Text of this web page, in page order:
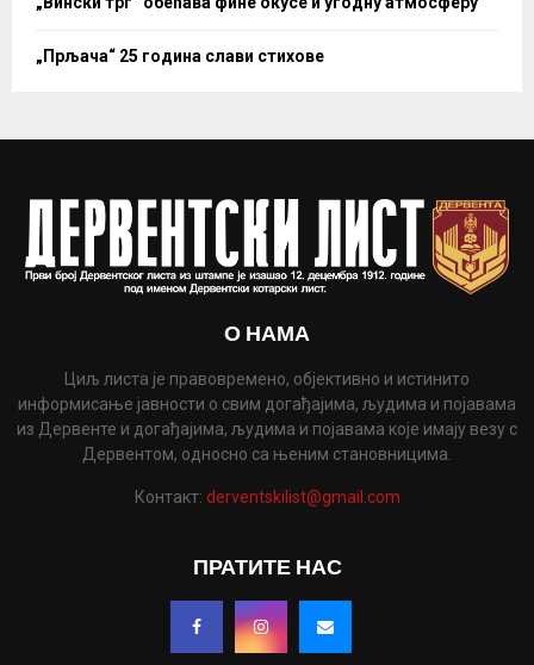
„Прљача“ 25 година слави стихове
О НАМА
Циљ листа је правовремено, објективно и истинито
информисање јавности о свим догађајима, људима и појавама
из Дервенте и догађајима, људима и појавама које имају везу с
Дервентом, односно са њеним становницима.
Контакт: derventskilist@gmail.com
ПРАТИТЕ НАС